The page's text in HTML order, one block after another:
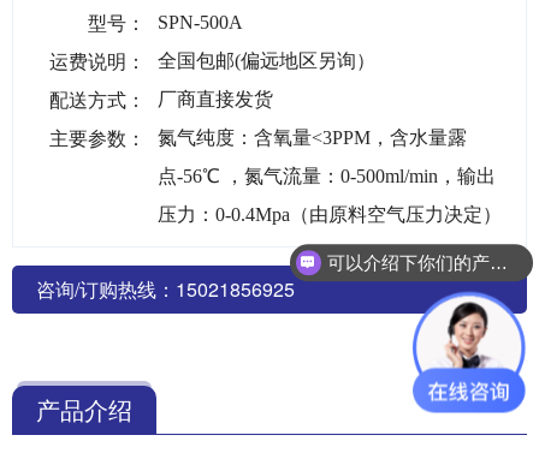
型号： SPN-500A
运费说明： 全国包邮(偏远地区另询）
配送方式： 厂商直接发货
主要参数：
氮气纯度：含氧量<3PPM，含水量露
点-56℃ ，氮气流量：0-500ml/min，输出
压力：0-0.4Mpa（由原料空气压力决定）
咨询/订购热线：15021856925
产品介绍
可以介绍下你们的产品么？